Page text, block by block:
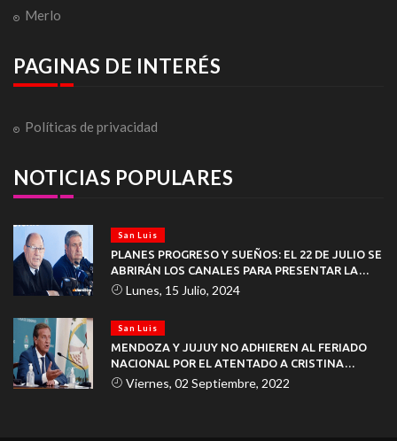
Merlo
PAGINAS DE INTERÉS
Políticas de privacidad
NOTICIAS POPULARES
San Luis
PLANES PROGRESO Y SUEÑOS: EL 22 DE JULIO SE
ABRIRÁN LOS CANALES PARA PRESENTAR LA
DOCUMENTACIÓN
Lunes, 15 Julio, 2024
San Luis
MENDOZA Y JUJUY NO ADHIEREN AL FERIADO
NACIONAL POR EL ATENTADO A CRISTINA
KIRCHNER
Viernes, 02 Septiembre, 2022